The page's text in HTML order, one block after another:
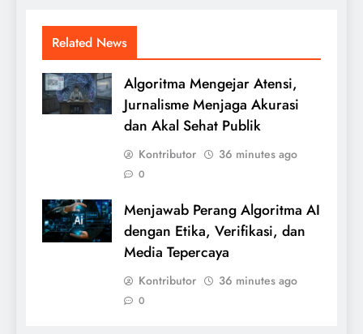
Related News
Algoritma Mengejar Atensi,
Jurnalisme Menjaga Akurasi
dan Akal Sehat Publik
Kontributor 36 minutes ago
0
Menjawab Perang Algoritma AI
dengan Etika, Verifikasi, dan
Media Tepercaya
Kontributor 36 minutes ago
0